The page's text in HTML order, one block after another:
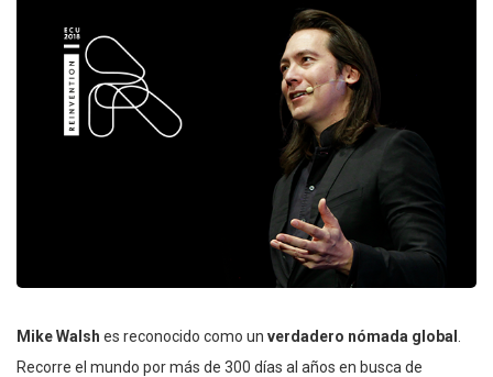
Mike Walsh es reconocido como un verdadero nómada global
Recorre el mundo por más de 300 días al años en busca de